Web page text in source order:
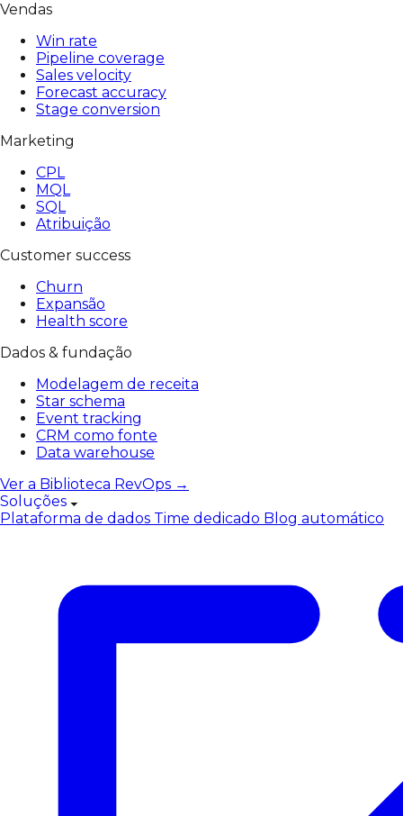
Vendas
Win rate
Pipeline coverage
Sales velocity
Forecast accuracy
Stage conversion
Marketing
CPL
MQL
SQL
Atribuição
Customer success
Churn
Expansão
Health score
Dados & fundação
Modelagem de receita
Star schema
Event tracking
CRM como fonte
Data warehouse
Ver a Biblioteca RevOps →
Soluções
Plataforma de dados Time dedicado Blog automático